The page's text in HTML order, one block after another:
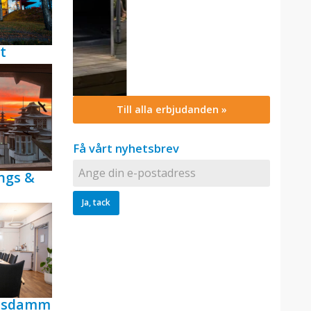
&
Till alla erbjudanden »
Få vårt nyhetsbrev